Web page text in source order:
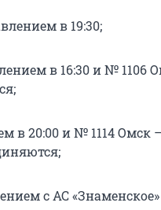
в 19:30;
в 16:30 и № 1106
в 20:00 и № 1114 Омск
с АС «Знаменское»